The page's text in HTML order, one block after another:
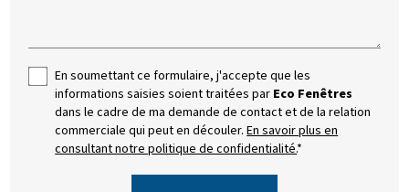
En soumettant ce formulaire, j'accepte que les
informations saisies soient traitées par Eco Fenêtres
dans le cadre de ma demande de contact et de la relation
commerciale qui peut en découler.En savoir plus en
consultant notre politique de confidentialité.*